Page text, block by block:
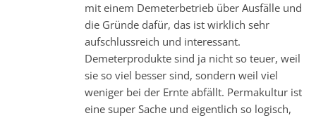
mit einem Demeterbetrieb über Ausfälle und
die Gründe dafür, das ist wirklich sehr
aufschlussreich und interessant.
Demeterprodukte sind ja nicht so teuer, weil
sie so viel besser sind, sondern weil viel
weniger bei der Ernte abfällt. Permakultur ist
eine super Sache und eigentlich so logisch,